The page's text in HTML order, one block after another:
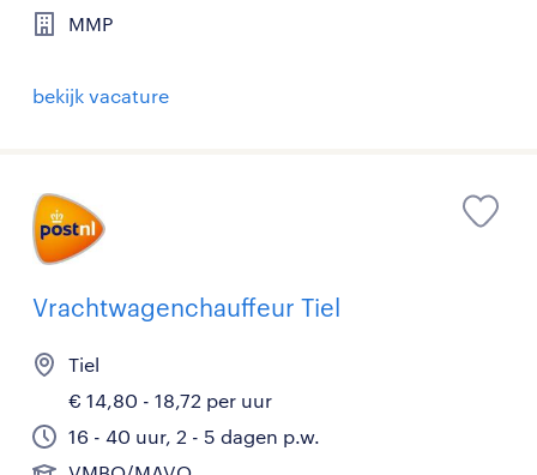
MMP
bekijk vacature
Vrachtwagenchauffeur Tiel
Tiel
€ 14,80 - 18,72 per uur
16 - 40 uur, 2 - 5 dagen p.w.